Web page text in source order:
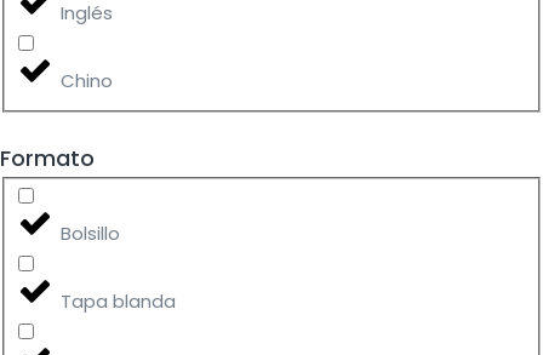
Inglés
Chino
Formato
Bolsillo
Tapa blanda